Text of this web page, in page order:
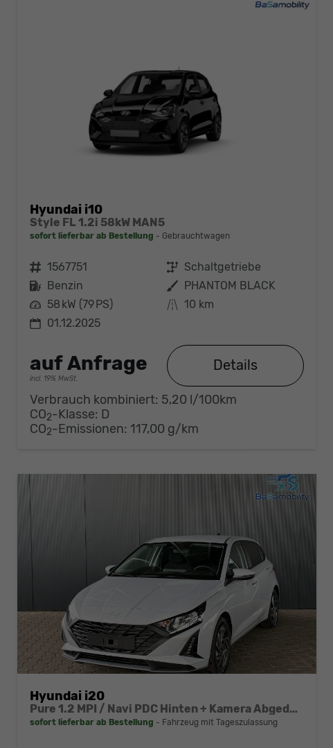
Hyundai i10
Style FL 1.2i 58kW MAN5
sofort lieferbar ab Bestellung Gebrauchtwagen
Fahrzeugnr. 1567751 Getriebe Schaltgetriebe
Kraftstoff Benzin Außenfarbe PHANTOM BLACK
Leistung 58 kW (79 PS) Kilometerstand 10 km
01.12.2025
auf Anfrage
incl. 19% MwSt.
Details
Verbrauch kombiniert: 5,20 l/100km
CO2-Klasse: D
CO2-Emissionen: 117,00 g/km
Hyundai i20
Pure 1.2 MPI / Navi PDC Hinten + Kamera Abgedunkelte Scheiben Tempomat Alu 16"
sofort lieferbar ab Bestellung Fahrzeug mit Tageszulassung